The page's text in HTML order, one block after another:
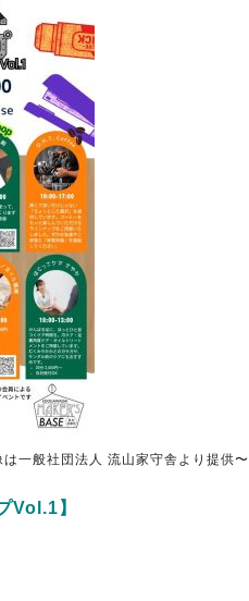
一般社団法人 流山家守舎より提供〜
Vol.1】